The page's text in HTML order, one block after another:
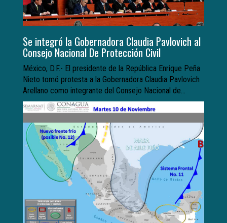
Se integró la Gobernadora Claudia Pavlovich al
Consejo Nacional De Protección Civil
México, D.F.- El presidente de la República Enrique Peña
Nieto tomó protesta a la Gobernadora Claudia Pavlovich
Arellano como integrante del Consejo Nacional de...